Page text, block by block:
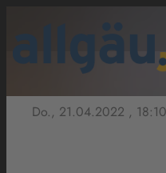
Do., 21.04.2022 ,